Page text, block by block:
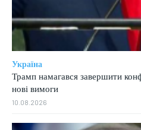
Україна
Трамп намагався завершити
нові вимоги
10.08.2026